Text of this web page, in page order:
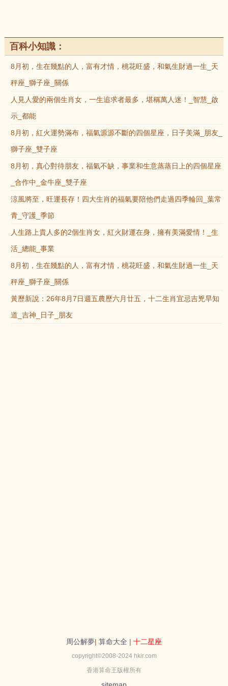
百科小知識：
8月初，生在幾點的人，富有才情，桃花旺盛，和氣生財過一生_天
秤座_獅子座_關係
人見人愛的兩個生肖女，一生追求者最多，堪稱萬人迷！_智慧_啟
示_都能
8月初，紅火運勢滿布，福氣源源不斷的四個星座，日子美滿_朋友_
獅子座_雙子座
8月初，真心對待朋友，福氣不缺，事業和生意蒸蒸日上的四個星座
_合作中_金牛座_雙子座
涼風將至，旺運長存！四大生肖的福氣要陪他們走過四季輪回_葉常
青_守護_季節
人生路上貴人多的2個生肖女，紅火財運在身，擁有美滿愛情！_生
活_總能_事業
8月初，生在幾點的人，富有才情，桃花旺盛，和氣生財過一生_天
秤座_獅子座_關係
黃歷新說：26年8月7日週五農歷六月廿五，十二生肖宜忌吉兇早知
道_吉神_日子_朋友
周公解夢| 算命大全 | 十二星座
copyright©2008-2024 hkir.com
香港算命王版權所有